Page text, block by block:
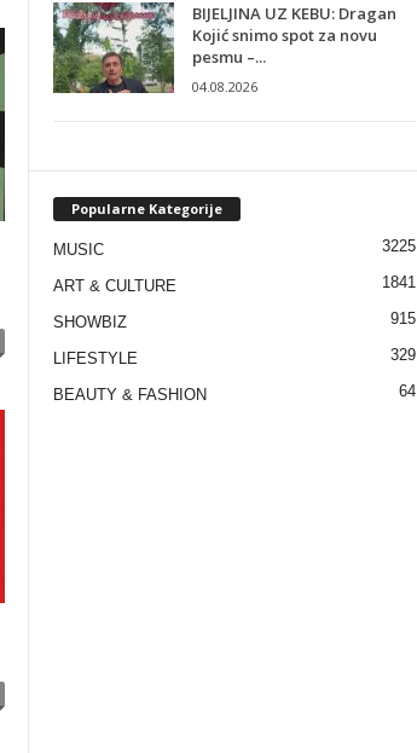
BIJELJINA UZ KEBU: Dragan
Kojić snimo spot za novu
pesmu –...
04.08.2026
Popularne Kategorije
MUSIC 3225
ART & CULTURE 1841
SHOWBIZ 915
LIFESTYLE 329
BEAUTY & FASHION 64